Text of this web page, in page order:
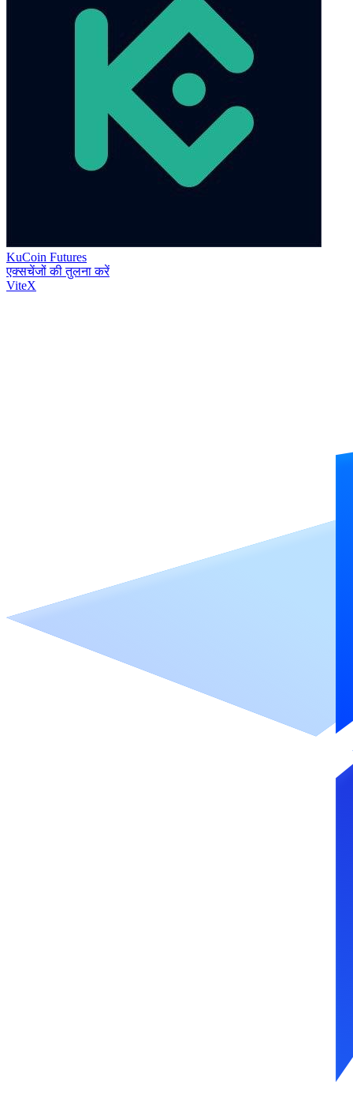
KuCoin Futures
एक्सचेंजों की तुलना करें
ViteX